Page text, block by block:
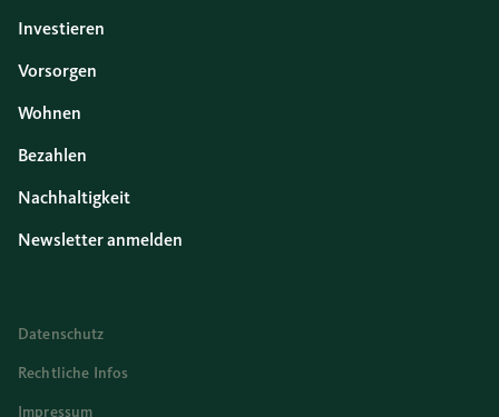
Investieren
Vorsorgen
Wohnen
Bezahlen
Nachhaltigkeit
Newsletter anmelden
Datenschutz
Rechtliche Infos
Impressum